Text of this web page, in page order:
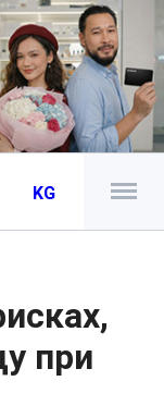
KG
при